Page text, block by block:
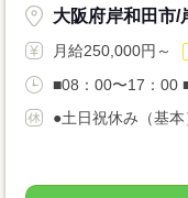
大阪府岸和田市/
月給250,000円～
■08：00〜17：00
●土日祝休み（基